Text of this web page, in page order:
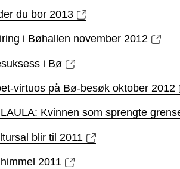
du bor 2013
i Bøhallen november 2012
i Bø
virtuos på Bø-besøk oktober 2012
Kvinnen som sprengte
blir til 2011
2011